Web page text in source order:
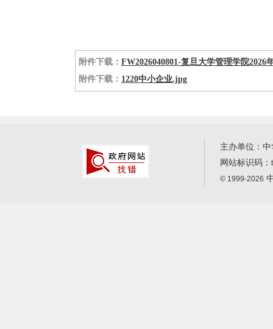
附件下载： FW2026040801-复旦大学管理学院
附件下载： 1220中小企业.jpg
主办单位：
网站标识码：
© 1999-2026